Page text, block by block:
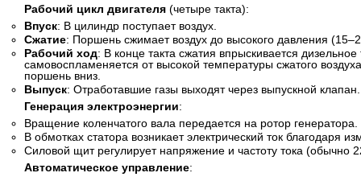
Рабочий цикл двигателя (четыре такта):
Впуск: В цилиндр поступает воздух.
Сжатие: Поршень сжимает воздух до высокого давления
Рабочий ход: В конце такта сжатия впрыскивается
самовоспламеняется от высокой температуры сжатого
поршень вниз.
Выпуск: Отработавшие газы выходят через выпускной клапан.
Генерация электроэнергии:
Вращение коленчатого вала передается на ротор генератора.
В обмотках статора возникает электрический ток благодаря
Силовой щит регулирует напряжение и частоту тока (обычно
Автоматическое управление: